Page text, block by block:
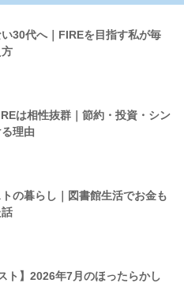
30代へ｜FIREを目指す私が毎
は相性抜群｜節約・投資・シン
理由
の暮らし｜図書館生活でお金も
ト】2026年7月のほったらかし